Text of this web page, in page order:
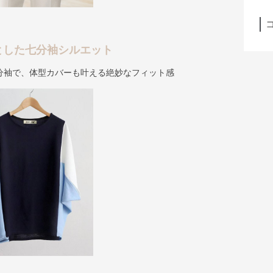
た七分袖シルエット
で、体型カバーも叶える絶妙なフィット感